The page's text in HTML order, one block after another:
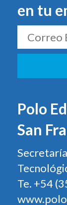
en tu
Polo
San
Te. +54